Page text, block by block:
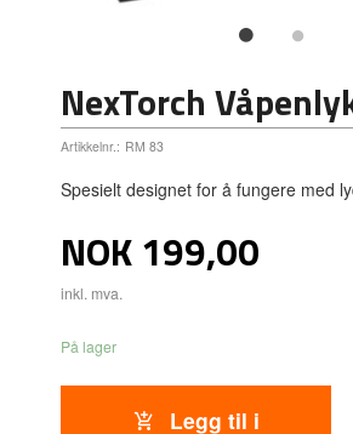
NexTorch
Artikkelnr.: RM 83
Spesielt designet for å fungere med
Pris
NOK199,00
inkl. mva.
På lager
Legg til i